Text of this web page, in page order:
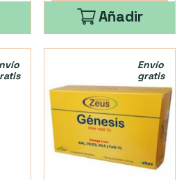
Añadir
Envío
gratis